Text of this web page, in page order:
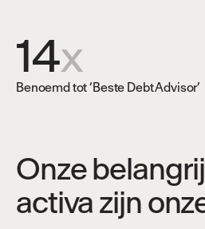
14x
Benoemd tot ‘Beste Debt Advisor’
Onze
activa zijn